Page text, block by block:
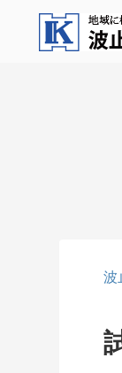
波